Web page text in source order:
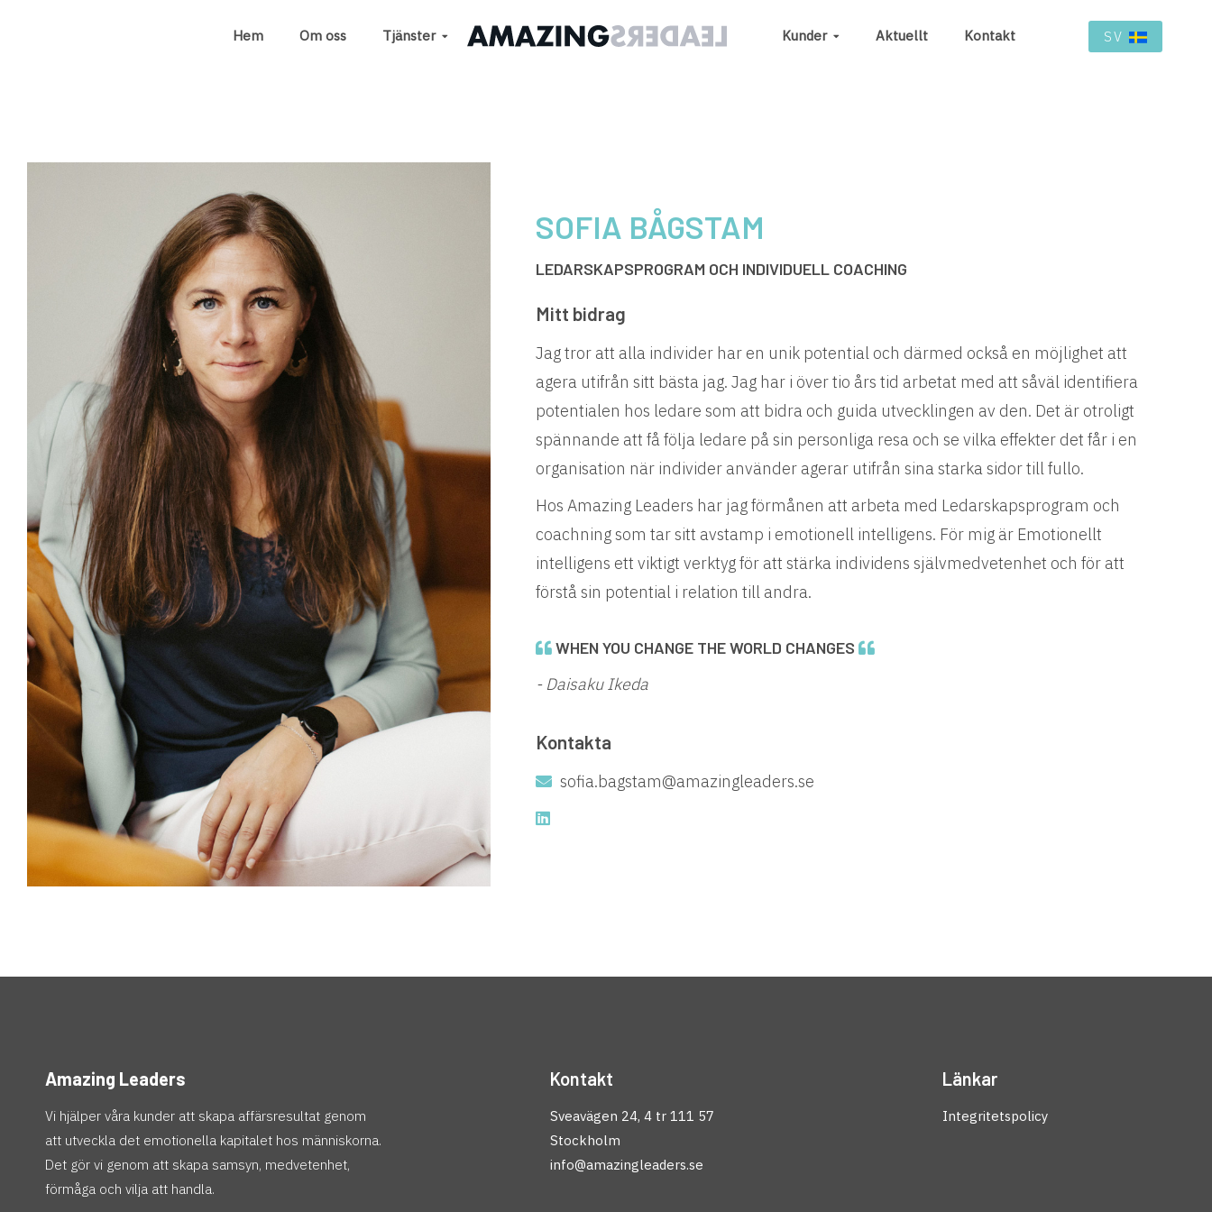
Hem Om oss Tjänster Kunder Aktuellt Kontakt SV
SOFIA BÅGSTAM
LEDARSKAPSPROGRAM OCH INDIVIDUELL COACHING
Mitt bidrag
Jag tror att alla individer har en unik potential och därmed också en möjlighet att
agera utifrån sitt bästa jag. Jag har i över tio års tid arbetat med att såväl identifiera
potentialen hos ledare som att bidra och guida utvecklingen av den. Det är otroligt
spännande att få följa ledare på sin personliga resa och se vilka effekter det får i en
organisation när individer använder agerar utifrån sina starka sidor till fullo.
Hos Amazing Leaders har jag förmånen att arbeta med Ledarskapsprogram och
coachning som tar sitt avstamp i emotionell intelligens. För mig är Emotionellt
intelligens ett viktigt verktyg för att stärka individens självmedvetenhet och för att
förstå sin potential i relation till andra.
WHEN YOU CHANGE THE WORLD CHANGES
- Daisaku Ikeda
Kontakta
sofia.bagstam@amazingleaders.se
Amazing Leaders
Vi hjälper våra kunder att skapa affärsresultat genom
att utveckla det emotionella kapitalet hos människorna.
Det gör vi genom att skapa samsyn, medvetenhet,
förmåga och vilja att handla.
Kontakt
Sveavägen 24, 4 tr 111 57
Stockholm
info@amazingleaders.se
Länkar
Integritetspolicy